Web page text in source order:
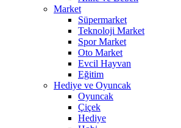
Market
Süpermarket
Teknoloji Market
Spor Market
Oto Market
Evcil Hayvan
Eğitim
Hediye ve Oyuncak
Oyuncak
Çiçek
Hediye